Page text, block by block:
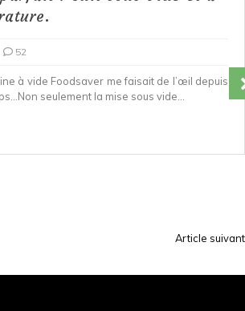
52
à vide Foodsaver me faisait de l’œil depuis
seulement la mise sous vide...
Article suivant